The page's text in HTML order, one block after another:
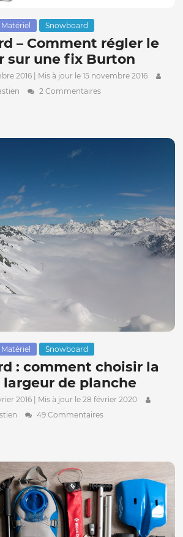
Matériel Snowboard
– Comment régler le
sur une fix Burton
2016 | Mis à jour le 15 novembre 2016
2 Commentaires
Matériel Snowboard
: comment choisir la
largeur de planche
2016| Mis à jour le 28 février 2020
49 Commentaires